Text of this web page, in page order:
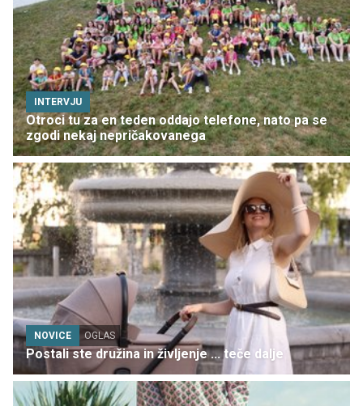
INTERVJU
Otroci tu za en teden oddajo telefone, nato pa se
zgodi nekaj nepričakovanega
NOVICE OGLAS
Postali ste družina in življenje ... teče dalje